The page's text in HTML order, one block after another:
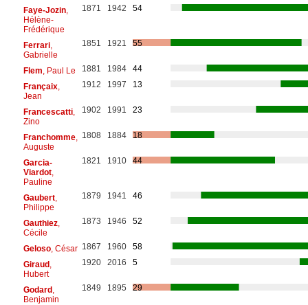
Faye-Jozin,
Hélène-
Frédérique
1871 1942 54
Ferrari,
Gabrielle
1851 1921 55
Flem , Paul Le 1881 1984
44
Françaix,
Jean
1912 1997 13
Francescatti,
Zino
1902 1991 23
Franchomme,
Auguste
1808 1884 18
Garcia-
Viardot,
Pauline
1821 1910 44
Gaubert,
Philippe
1879 1941 46
Gauthiez,
Cécile
1873 1946 52
Geloso, César 1867 1960
58
Giraud,
Hubert
1920 2016 5
Godard,
Benjamin
1849 1895 29